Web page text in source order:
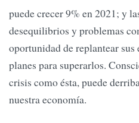
puede crecer 9% en 2021; y
desequilibrios y problemas
oportunidad de replantear sus
planes para superarlos.
crisis como ésta, puede
nuestra economía.